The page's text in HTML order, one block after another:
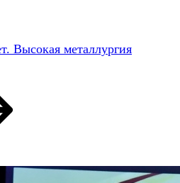
Высокая металлургия